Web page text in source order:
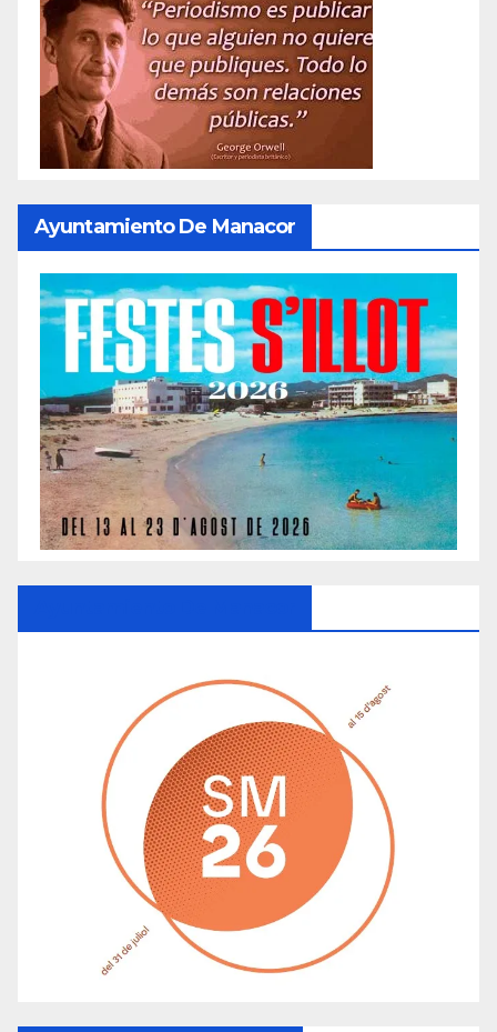
Ayuntamiento De Manacor